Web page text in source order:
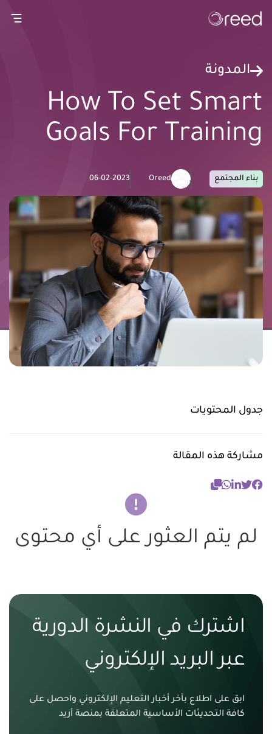
المدونة
How To Set Smart
Goals For Training
بناء المجتمع Oreed
06-02-2023
جدول المحتويات
مشاركة هذه المقالة
لم يتم العثور على أي محتوى
اشترك في النشرة الدورية
عبر البريد الإلكتروني
ابق على اطلاع بآخر أخبار التعليم الإلكتروني واحصل على
كافة التحديثات الأساسية المتعلقة بمنصة أريد